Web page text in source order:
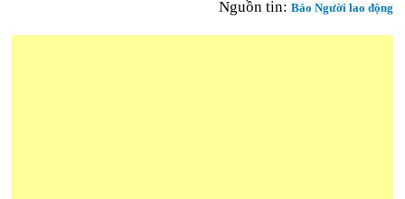
Nguồn tin: Báo Người lao động